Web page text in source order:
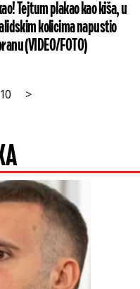
Tejtum plakao kao kiša, u
kolicima napustio
(VIDEO/FOTO)
10 >